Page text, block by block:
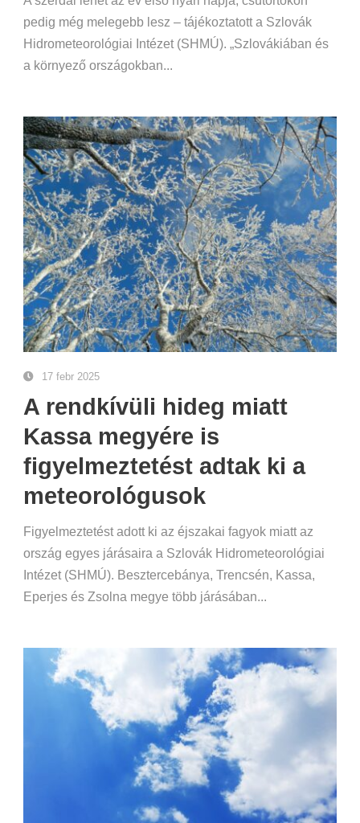
pedig még melegebb lesz – tájékoztatott a Szlovák
Hidrometeorológiai Intézet (SHMÚ). „Szlovákiában és
a környező országokban...
17 febr 2025
A rendkívüli hideg miatt
Kassa megyére is
figyelmeztetést adtak ki a
meteorológusok
Figyelmeztetést adott ki az éjszakai fagyok miatt az
ország egyes járásaira a Szlovák Hidrometeorológiai
Intézet (SHMÚ). Besztercebánya, Trencsén, Kassa,
Eperjes és Zsolna megye több járásában...